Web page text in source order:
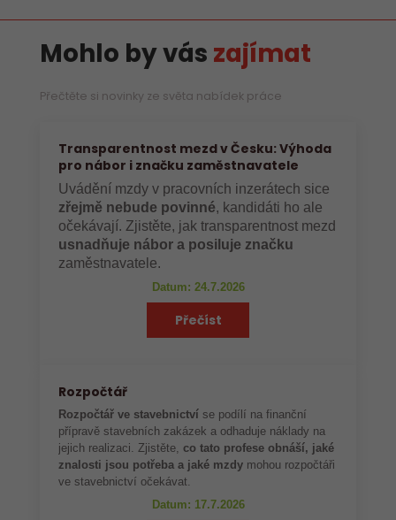
Mohlo by vás zajímat
Přečtěte si novinky ze světa nabídek práce
Transparentnost mezd v Česku: Výhoda
pro nábor i značku zaměstnavatele
Uvádění mzdy v pracovních inzerátech sice
zřejmě nebude povinné, kandidáti ho ale
očekávají. Zjistěte, jak transparentnost mezd
usnadňuje nábor a posiluje značku
zaměstnavatele.
Datum: 24.7.2026
Přečíst
Rozpočtář
Rozpočtář ve stavebnictví se podílí na finanční
přípravě stavebních zakázek a odhaduje náklady na
jejich realizaci. Zjistěte,co tato profese obnáší, jaké
znalosti jsou potřeba a jaké mzdy mohou rozpočtáři
ve stavebnictví očekávat.
Datum: 17.7.2026